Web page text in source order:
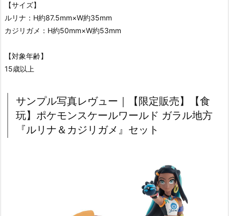
【サイズ】
ルリナ：H約87.5mm×W約35mm
カジリガメ：H約50mm×W約53mm
【対象年齢】
15歳以上
サンプル写真レヴュー｜【限定販売】【食
玩】ポケモンスケールワールド ガラル地方
『ルリナ＆カジリガメ』セット